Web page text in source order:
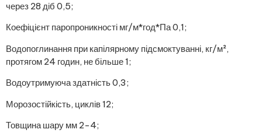
через 28 діб 0,5;
Коефіцієнт паропроникності мг/м*год*Па 0,1;
Водопоглинання при капілярному підсмоктуванні, кг/м²,
протягом 24 годин, не більше 1;
Водоутримуюча здатність 0,3;
Морозостійкість, циклів 12;
Товщина шару мм 2-4;